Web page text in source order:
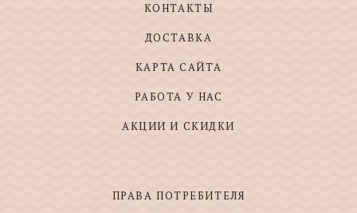
КОНТАКТЫ
ДОСТАВКА
КАРТА САЙТА
РАБОТА У НАС
АКЦИИ И СКИДКИ
ПРАВА ПОТРЕБИТЕЛЯ